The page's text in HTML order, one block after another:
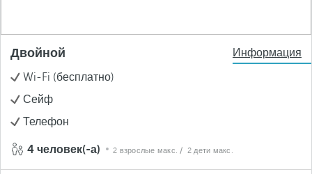
Двойной
Информация
Wi-Fi (бесплатно)
Сейф
Телефон
4 человек(-а) 2 взрослые макс. / 2 дети макс.